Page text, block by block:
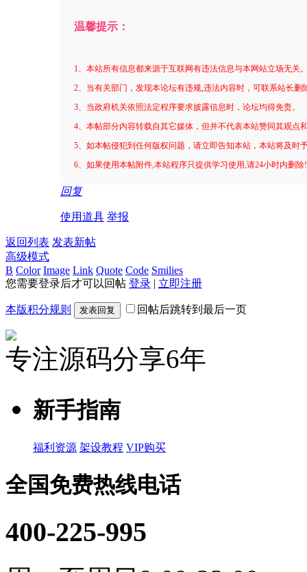
温馨提示：
1、本站所有信息都来源于互联网有违法信息与本网站立场无关
2、当有关部门，发现本论坛有违规,违法内容时，可联系站长删
3、当政府机关依照法定程序要求披露信息时，论坛均得免责。
4、本帖部分内容转载自其它媒体，但并不代表本站赞同其观点
5、如本帖侵犯到任何版权问题，请立即告知本站，本站将及时
6、如果使用本帖附件,本站程序只提供学习使用,请24小时内删
回复
使用道具 举报
返回列表 发表新帖
高级模式
B Color Image Link Quote Code Smilies
您需要登录后才可以回帖 登录 | 立即注册
本版积分规则 发表回复 回帖后跳转到最后一页
专注源码分享6年
新手指南
福利资源 架设教程 VIP购买
全国免费热线电话
400-225-995